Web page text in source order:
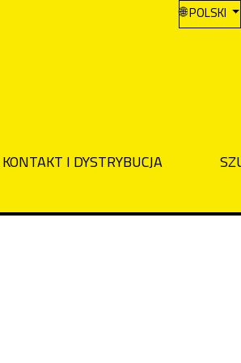
CHANGE
POLSKI
KONTAKT I DYSTRYBUCJA